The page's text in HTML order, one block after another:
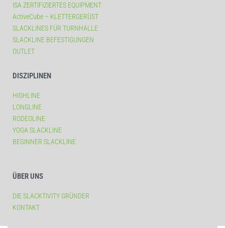
ISA ZERTIFIZIERTES EQUIPMENT
ActiveCube – KLETTERGERÜST
SLACKLINES FÜR TURNHALLE
SLACKLINE BEFESTIGUNGEN
OUTLET
DISZIPLINEN
HIGHLINE
LONGLINE
RODEOLINE
YOGA SLACKLINE
BEGINNER SLACKLINE
ÜBER UNS
DIE SLACKTIVITY GRÜNDER
KONTAKT